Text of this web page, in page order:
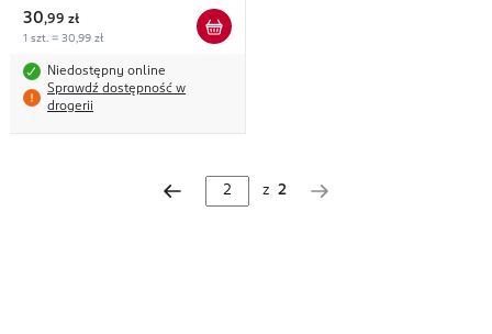
30,99 zł
1 szt. = 30,99 zł
Niedostępny online
Sprawdź dostępność w
drogerii
z 2